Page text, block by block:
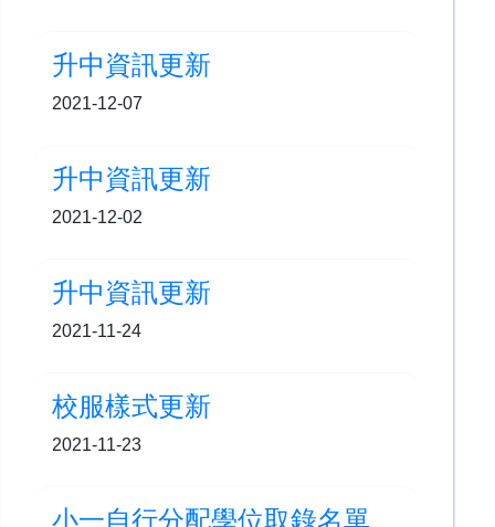
升中資訊更新
2021-12-07
升中資訊更新
2021-12-02
升中資訊更新
2021-11-24
校服樣式更新
2021-11-23
小一自行分配學位取錄名單